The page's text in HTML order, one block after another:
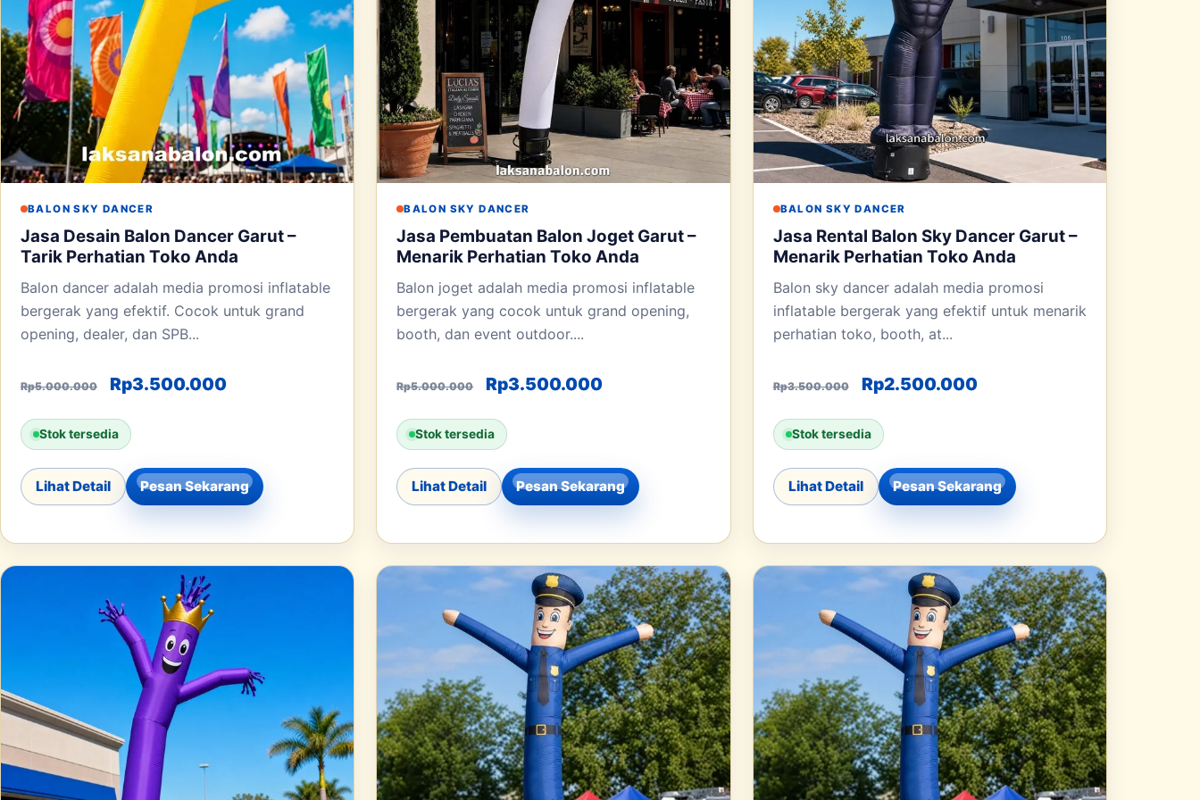
BALON SKY DANCER
Jasa Desain Balon Dancer Garut –
Tarik Perhatian Toko Anda
Balon dancer adalah media promosi inflatable
bergerak yang efektif. Cocok untuk grand
opening, dealer, dan SPB...
Rp5.000.000 Harga aslinya adalah: Rp5.000.000.
Rp3.500.000Harga saat ini adalah: Rp3.500.000.
Stok tersedia
Lihat Detail Pesan Sekarang
BALON SKY DANCER
Jasa Pembuatan Balon Joget Garut –
Menarik Perhatian Toko Anda
Balon joget adalah media promosi inflatable
bergerak yang cocok untuk grand opening,
booth, dan event outdoor....
Rp5.000.000 Harga aslinya adalah: Rp5.000.000.
Rp3.500.000Harga saat ini adalah: Rp3.500.000.
Stok tersedia
Lihat Detail Pesan Sekarang
BALON SKY DANCER
Jasa Rental Balon Sky Dancer Garut –
Menarik Perhatian Toko Anda
Balon sky dancer adalah media promosi
inflatable bergerak yang efektif untuk menarik
perhatian toko, booth, at...
Rp3.500.000 Harga aslinya adalah: Rp3.500.000.
Rp2.500.000Harga saat ini adalah:
Stok tersedia
Lihat Detail Pesan Sekarang